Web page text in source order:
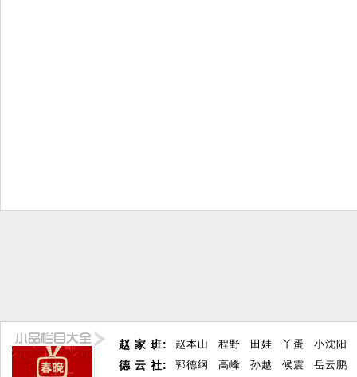
赵 家 班:
德 云 社:
赵本山 程野 田娃 丫蛋
小沈阳
郭德纲
高峰 孙越 候震 岳云鹏